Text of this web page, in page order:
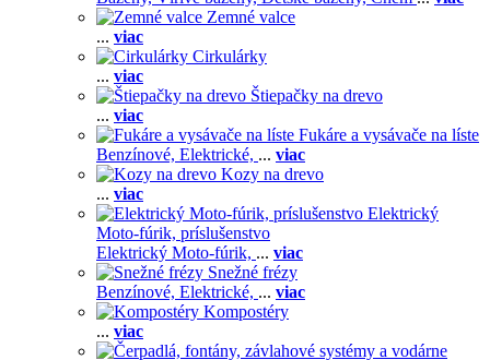
Zemné valce
... viac
Cirkulárky
... viac
Štiepačky na drevo
... viac
Fukáre a vysávače na líste
Benzínové, Elektrické, ... viac
Kozy na drevo
... viac
Elektrický
Moto-fúrik, príslušenstvo
Elektrický Moto-fúrik, ... viac
Snežné frézy
Benzínové, Elektrické, ... viac
Kompostéry
... viac